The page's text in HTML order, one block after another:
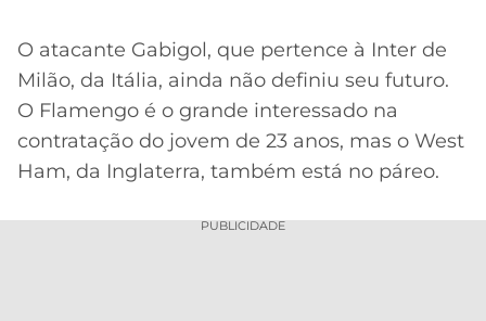
O atacante Gabigol, que pertence à Inter de
Milão, da Itália, ainda não definiu seu futuro.
O Flamengo é o grande interessado na
contratação do jovem de 23 anos, mas o West
Ham, da Inglaterra, também está no páreo.
PUBLICIDADE